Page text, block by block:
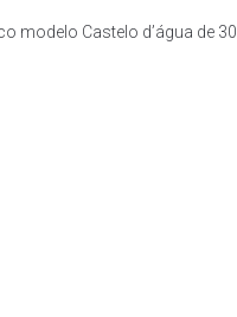
Castelo d’água de